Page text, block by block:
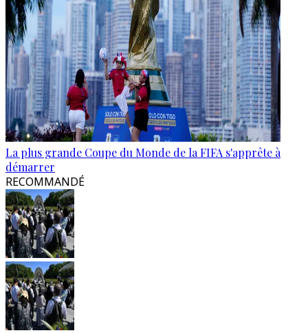
La plus grande Coupe du Monde de la FIFA s'apprête à
démarrer
RECOMMANDÉ